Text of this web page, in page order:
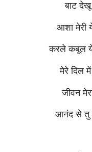
बाट देखू
आशा मेरी
करले कबूल ये
मेरे दिल
जीवन
आनंद से तु